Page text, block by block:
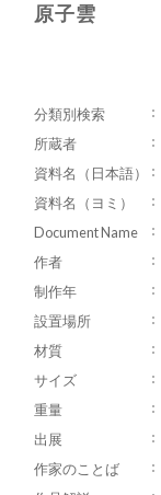
原子雲
分類別検索
所蔵者
資料名（日本語）
資料名（ヨミ）
Document Name
作者
制作年
設置場所
材質
サイズ
重量
出展
作家のことば